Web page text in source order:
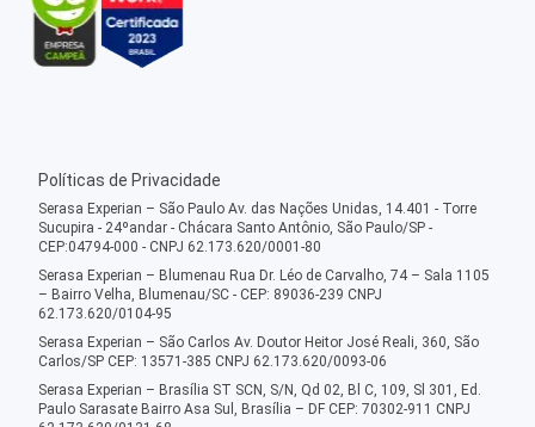
Políticas de Privacidade
Serasa Experian – São Paulo Av. das Nações Unidas, 14.401 - Torre
Sucupira - 24ºandar - Chácara Santo Antônio, São Paulo/SP -
CEP:04794-000 - CNPJ 62.173.620/0001-80
Serasa Experian – Blumenau Rua Dr. Léo de Carvalho, 74 – Sala 1105
– Bairro Velha, Blumenau/SC - CEP: 89036-239 CNPJ
62.173.620/0104-95
Serasa Experian – São Carlos Av. Doutor Heitor José Reali, 360, São
Carlos/SP CEP: 13571-385 CNPJ 62.173.620/0093-06
Serasa Experian – Brasília ST SCN, S/N, Qd 02, Bl C, 109, Sl 301, Ed.
Paulo Sarasate Bairro Asa Sul, Brasília – DF CEP: 70302-911 CNPJ